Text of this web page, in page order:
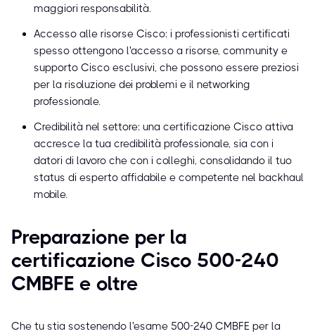
maggiori responsabilità.
Accesso alle risorse Cisco: i professionisti certificati
spesso ottengono l'accesso a risorse, community e
supporto Cisco esclusivi, che possono essere preziosi
per la risoluzione dei problemi e il networking
professionale.
Credibilità nel settore: una certificazione Cisco attiva
accresce la tua credibilità professionale, sia con i
datori di lavoro che con i colleghi, consolidando il tuo
status di esperto affidabile e competente nel backhaul
mobile.
Preparazione per la
certificazione Cisco 500-240
CMBFE e oltre
Che tu stia sostenendo l'esame 500-240 CMBFE per la